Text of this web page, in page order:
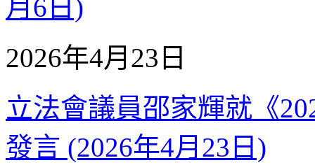
月6日)
2026年4月23日
立法會議員邵家輝就《
發言 (2026年4月23日)